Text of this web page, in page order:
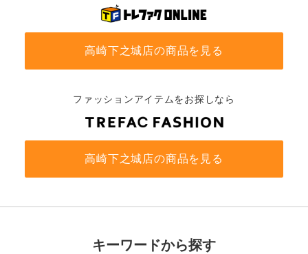
高崎下之城店の商品を見る
ファッションアイテムをお探しなら
高崎下之城店の商品を見る
キーワードから探す